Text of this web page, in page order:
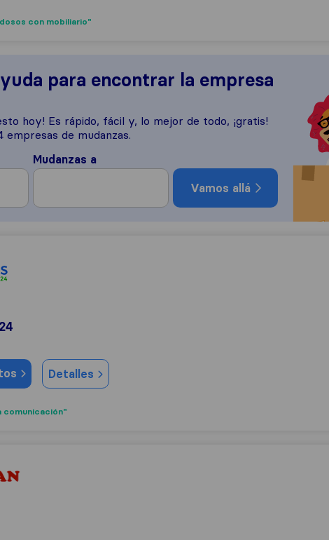
con mobiliario"
para encontrar la empresa
hoy! Es rápido, fácil y, lo mejor de todo, ¡gratis!
empresas de mudanzas.
Mudanzas a
Vamos allá
Detalles
comunicación"